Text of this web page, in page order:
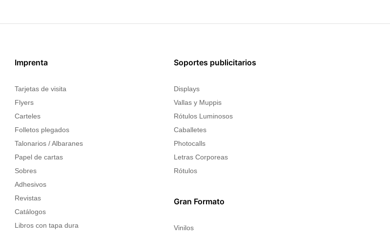
Imprenta
Tarjetas de visita
Flyers
Carteles
Folletos plegados
Talonarios / Albaranes
Papel de cartas
Sobres
Adhesivos
Revistas
Catálogos
Libros con tapa dura
Soportes publicitarios
Displays
Vallas y Muppis
Rótulos Luminosos
Caballetes
Photocalls
Letras Corporeas
Rótulos
Gran Formato
Vinilos